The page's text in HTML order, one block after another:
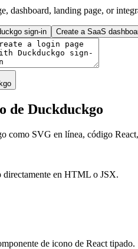
dashboard, landing page, or
sign-in Create a SaaS
de Duckduckgo
como SVG en línea, código
en HTML o JSX.
de icono de React tipado.